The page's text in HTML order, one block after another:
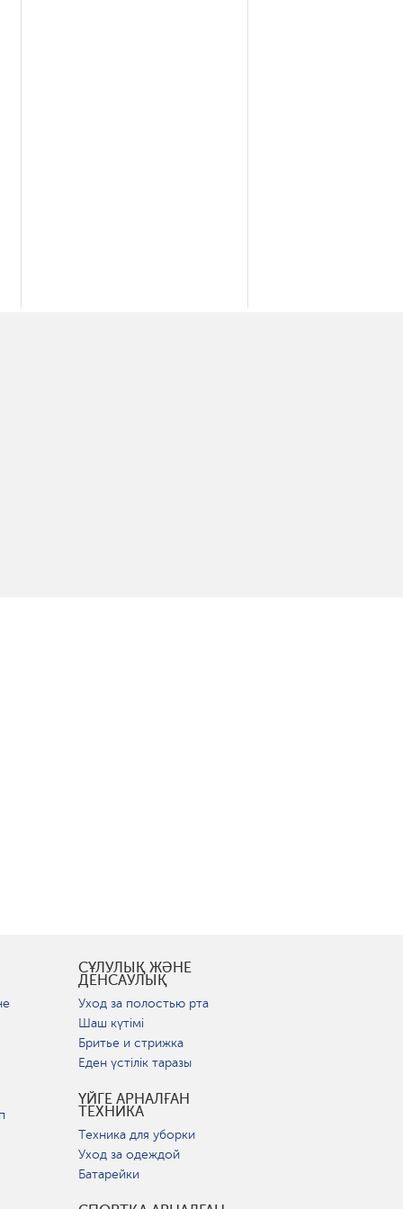
СҰЛУЛЫҚ ЖӘНЕ
ДЕНСАУЛЫҚ
Уход за полостью рта
Шаш күтімі
Бритье и стрижка
Еден үстілік таразы
ҮЙГЕ АРНАЛҒАН
ТЕХНИКА
Техника для уборки
Уход за одеждой
Батарейки